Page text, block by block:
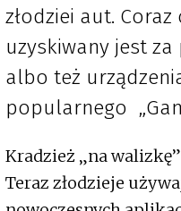
złodziei aut.
uzyskiwany jest
albo też
popularnego
Kradzież „na
Teraz złodzieje